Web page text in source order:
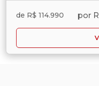
de R$ 114.990 por